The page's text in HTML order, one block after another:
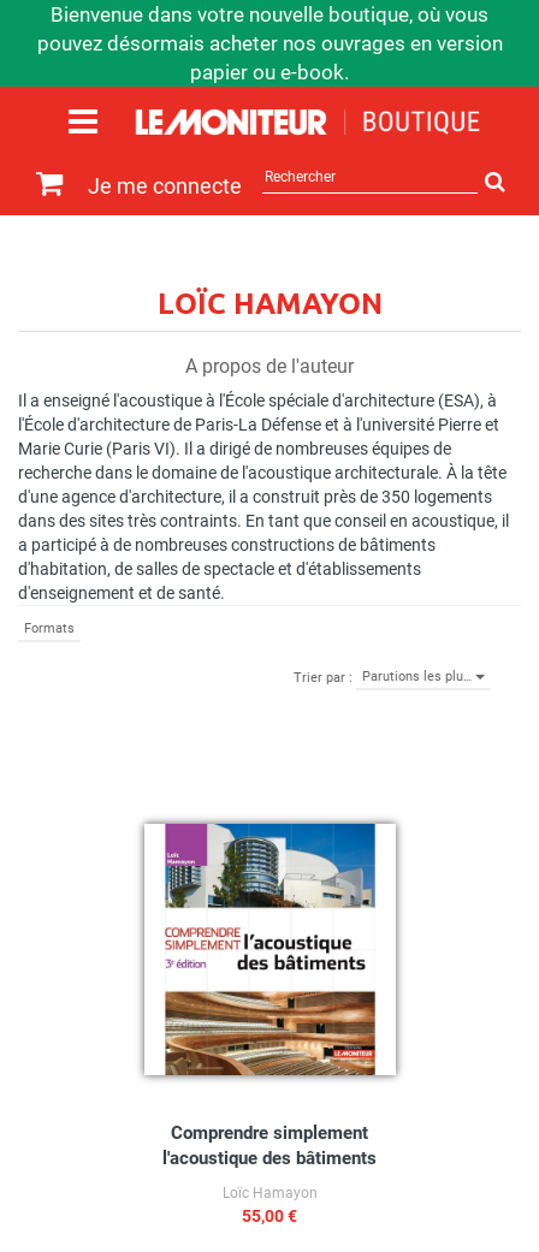
Bienvenue dans votre nouvelle boutique, où vous
pouvez désormais acheter nos ouvrages en version
papier ou e-book.
Je me connecte
sur
le
LOÏC HAMAYON
A propos de l'auteur
Il a enseigné l'acoustique à l'École spéciale d'architecture (ESA), à
l'École d'architecture de Paris-La Défense et à l'université Pierre et
Marie Curie (Paris VI). Il a dirigé de nombreuses équipes de
recherche dans le domaine de l'acoustique architecturale. À la tête
d'une agence d'architecture, il a construit près de 350 logements
dans des sites très contraints. En tant que conseil en acoustique, il
a participé à de nombreuses constructions de bâtiments
d'habitation, de salles de spectacle et d'établissements
d'enseignement et de santé.
Formats
Trier par : Parutions les plu…
Comprendre simplement
l'acoustique des bâtiments
Loïc Hamayon
55,00 €